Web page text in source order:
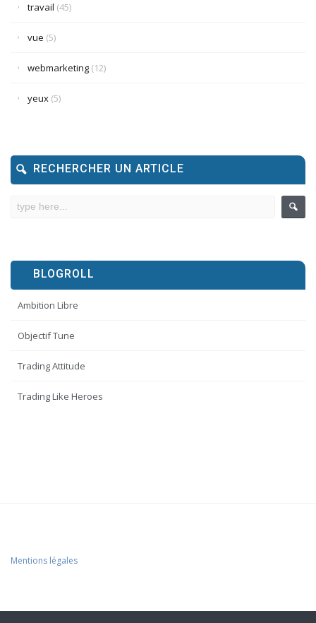
travail (45)
vue (5)
webmarketing (12)
yeux (5)
RECHERCHER UN ARTICLE
BLOGROLL
Ambition Libre
Objectif Tune
Trading Attitude
Trading Like Heroes
Mentions légales